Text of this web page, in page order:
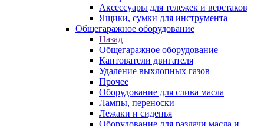
Аксессуары для тележек и верстаков
Ящики, сумки для инструмента
Общегаражное оборудование
Назад
Общегаражное оборудование
Кантователи двигателя
Удаление выхлопных газов
Прочее
Оборудование для слива масла
Лампы, переноски
Лежаки и сиденья
Оборудование для раздачи масла и